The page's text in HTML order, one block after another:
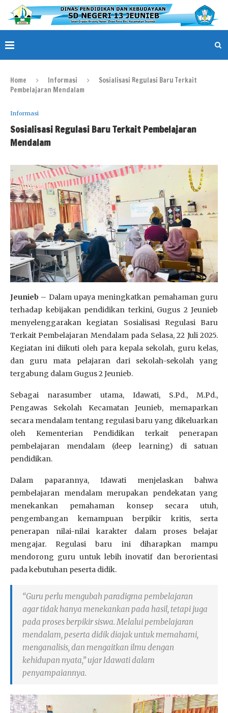
Home Informasi
Sosialisasi Regulasi Baru Terkait
Pembelajaran Mendalam
Informasi
Sosialisasi Regulasi Baru Terkait Pembelajaran
Mendalam
Jeunieb – Dalam upaya meningkatkan pemahaman guru
terhadap kebijakan pendidikan terkini, Gugus 2 Jeunieb
menyelenggarakan kegiatan Sosialisasi Regulasi Baru
Terkait Pembelajaran Mendalam pada Selasa, 22 Juli 2025.
Kegiatan ini diikuti oleh para kepala sekolah, guru kelas,
dan guru mata pelajaran dari sekolah-sekolah yang
tergabung dalam Gugus 2 Jeunieb.
Sebagai narasumber utama, Idawati, S.Pd., M.Pd.,
Pengawas Sekolah Kecamatan Jeunieb, memaparkan
secara mendalam tentang regulasi baru yang dikeluarkan
oleh Kementerian Pendidikan terkait penerapan
pembelajaran mendalam (deep learning) di satuan
pendidikan.
Dalam paparannya, Idawati menjelaskan bahwa
pembelajaran mendalam merupakan pendekatan yang
menekankan pemahaman konsep secara utuh,
pengembangan kemampuan berpikir kritis, serta
penerapan nilai-nilai karakter dalam proses belajar
mengajar. Regulasi baru ini diharapkan mampu
mendorong guru untuk lebih inovatif dan berorientasi
pada kebutuhan peserta didik.
“Guru perlu mengubah paradigma pembelajaran
agar tidak hanya menekankan pada hasil, tetapi juga
pada proses berpikir siswa. Melalui pembelajaran
mendalam, peserta didik diajak untuk memahami,
menganalisis, dan mengaitkan ilmu dengan
kehidupan nyata,” ujar Idawati dalam
penyampaiannya.